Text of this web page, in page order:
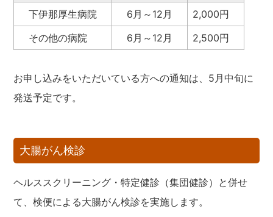
下伊那厚生病院 6月～12月
2,000円
その他の病院
6月～12月 2,500円
お申し込みをいただいている方への通知は、5月中旬に
発送予定です。
大腸がん検診
ヘルススクリーニング・特定健診（集団健診）と併せ
て、検便による大腸がん検診を実施します。